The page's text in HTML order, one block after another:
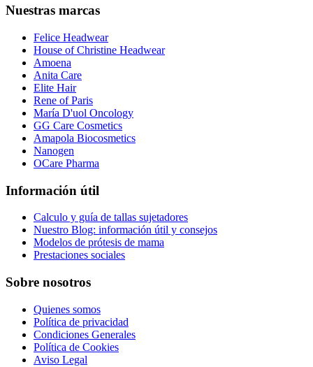
Nuestras marcas
Felice Headwear
House of Christine Headwear
Amoena
Anita Care
Elite Hair
Rene of Paris
María D'uol Oncology
GG Care Cosmetics
Amapola Biocosmetics
Nanogen
OCare Pharma
Información útil
Calculo y guía de tallas sujetadores
Nuestro Blog: información útil y consejos
Modelos de prótesis de mama
Prestaciones sociales
Sobre nosotros
Quienes somos
Política de privacidad
Condiciones Generales
Política de Cookies
Aviso Legal